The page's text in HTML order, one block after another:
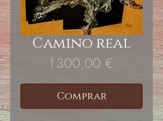
Camino real
1300,00 €
Comprar